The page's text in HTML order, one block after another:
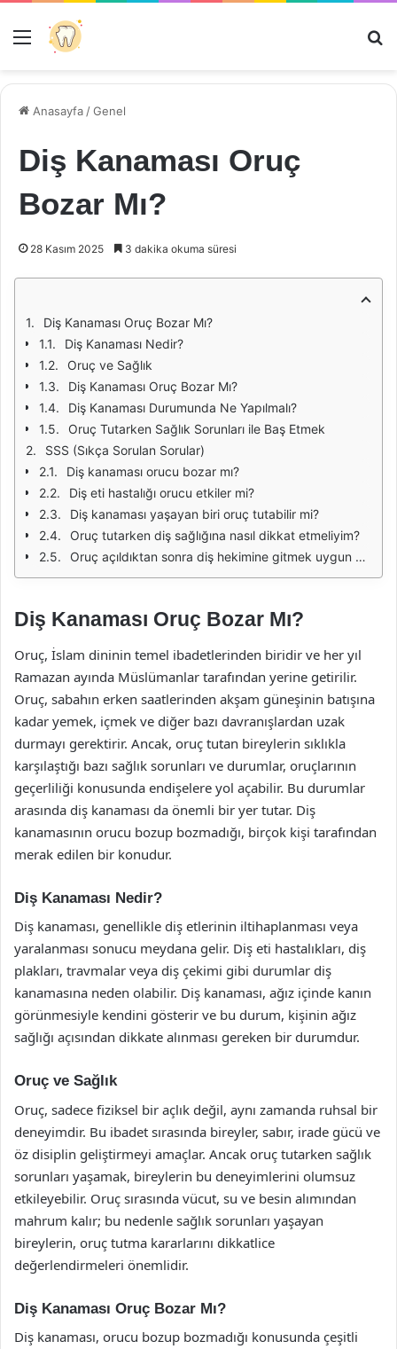
Menü
Anasayfa /Genel
Diş Kanaması Oruç
Bozar Mı?
28 Kasım 2025 3 dakika okuma süresi
Diş Kanaması Oruç Bozar Mı?
Diş Kanaması Nedir?
Oruç ve Sağlık
Diş Kanaması Oruç Bozar Mı?
Diş Kanaması Durumunda Ne Yapılmalı?
Oruç Tutarken Sağlık Sorunları ile Baş Etmek
SSS (Sıkça Sorulan Sorular)
Diş kanaması orucu bozar mı?
Diş eti hastalığı orucu etkiler mi?
Diş kanaması yaşayan biri oruç tutabilir mi?
Oruç tutarken diş sağlığına nasıl dikkat etmeliyim?
Oruç açıldıktan sonra diş hekimine gitmek uygun mu?
Diş Kanaması Oruç Bozar Mı?
Oruç, İslam dininin temel ibadetlerinden biridir ve her yıl
Ramazan ayında Müslümanlar tarafından yerine getirilir.
Oruç, sabahın erken saatlerinden akşam güneşinin batışına
kadar yemek, içmek ve diğer bazı davranışlardan uzak
durmayı gerektirir. Ancak, oruç tutan bireylerin sıklıkla
karşılaştığı bazı sağlık sorunları ve durumlar, oruçlarının
geçerliliği konusunda endişelere yol açabilir. Bu durumlar
arasında diş kanaması da önemli bir yer tutar. Diş
kanamasının orucu bozup bozmadığı, birçok kişi tarafından
merak edilen bir konudur.
Diş Kanaması Nedir?
Diş kanaması, genellikle diş etlerinin iltihaplanması veya
yaralanması sonucu meydana gelir. Diş eti hastalıkları, diş
plakları, travmalar veya diş çekimi gibi durumlar diş
kanamasına neden olabilir. Diş kanaması, ağız içinde kanın
görünmesiyle kendini gösterir ve bu durum, kişinin ağız
sağlığı açısından dikkate alınması gereken bir durumdur.
Oruç ve Sağlık
Oruç, sadece fiziksel bir açlık değil, aynı zamanda ruhsal bir
deneyimdir. Bu ibadet sırasında bireyler, sabır, irade gücü ve
öz disiplin geliştirmeyi amaçlar. Ancak oruç tutarken sağlık
sorunları yaşamak, bireylerin bu deneyimlerini olumsuz
etkileyebilir. Oruç sırasında vücut, su ve besin alımından
mahrum kalır; bu nedenle sağlık sorunları yaşayan
bireylerin, oruç tutma kararlarını dikkatlice
değerlendirmeleri önemlidir.
Diş Kanaması Oruç Bozar Mı?
Diş kanaması, orucu bozup bozmadığı konusunda çeşitli